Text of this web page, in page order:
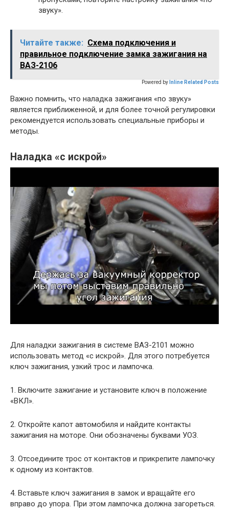
звуку».
Читайте также: Схема подключения и
правильное подключение замка зажигания на
ВАЗ-2106
Powered by Inline Related Posts
Важно помнить, что наладка зажигания «по звуку»
является приближенной, и для более точной регулировки
рекомендуется использовать специальные приборы и
методы.
Наладка «с искрой»
Для наладки зажигания в системе ВАЗ-2101 можно
использовать метод «с искрой». Для этого потребуется
ключ зажигания, узкий трос и лампочка.
1. Включите зажигание и установите ключ в положение
«ВКЛ».
2. Откройте капот автомобиля и найдите контакты
зажигания на моторе. Они обозначены буквами УОЗ.
3. Отсоедините трос от контактов и прикрепите лампочку
к одному из контактов.
4. Вставьте ключ зажигания в замок и вращайте его
вправо до упора. При этом лампочка должна загореться.